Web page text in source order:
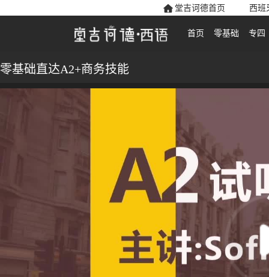
堂吉诃德首页 西班
首页 零基础 专四
零基础直达A2+商务技能